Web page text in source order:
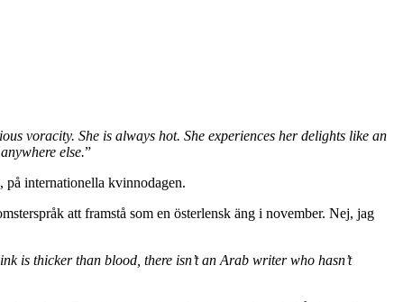
voracity. She is always hot. She experiences her delights like an
else.”
på internationella kvinnodagen.
att framstå som en österlensk äng i november. Nej, jag
is thicker than blood, there isn’t an Arab writer who hasn’t